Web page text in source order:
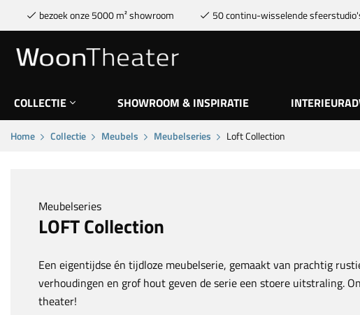
bezoek onze 5000 m² showroom 50 continu-wisselende
COLLECTIE SHOWROOM & INSPIRATIE
Home Collectie Meubels Meubelseries Loft Collection
Meubelseries
LOFT Collection
Een eigentijdse én tijdloze meubelserie, gemaakt van prachtig
verhoudingen en grof hout geven de serie een stoere uitstraling.
theater!